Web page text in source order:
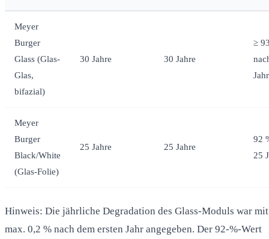
Meyer
Burger
Glass (Glas-
Glas,
bifazial)
30 Jahre 30 Jahre
≥
Meyer
Burger
Black/White
(Glas-Folie)
25 Jahre 25 Jahre
92
25
Hinweis: Die jährliche Degradation des Glass-Moduls war mit
max. 0,2 % nach dem ersten Jahr angegeben. Der 92-%-Wert